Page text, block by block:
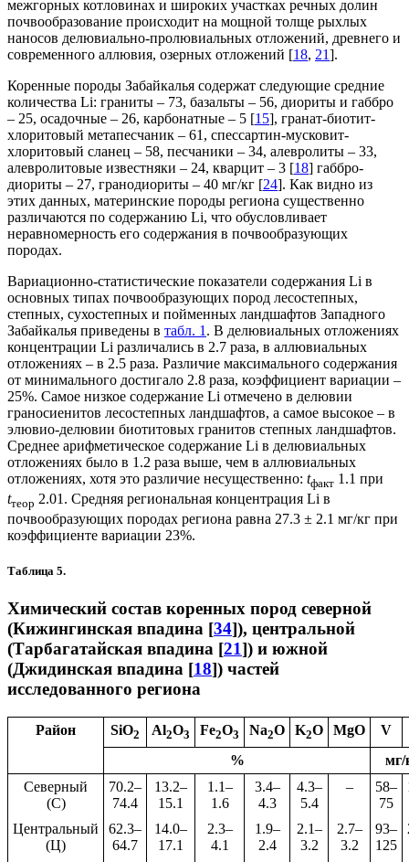
межгорных котловинах и широких участках речных долин
почвообразование происходит на мощной толще рыхлых
наносов делювиально-пролювиальных отложений, древнего и
современного аллювия, озерных отложений [18, 21].
Коренные породы Забайкалья содержат следующие средние
количества Li: граниты – 73, базальты – 56, диориты и габбро
– 25, осадочные – 26, карбонатные – 5 [15], гранат-биотит-
хлоритовый метапесчаник – 61, спессартин-мусковит-
хлоритовый сланец – 58, песчаники – 34, алевролиты – 33,
алевролитовые известняки – 24, кварцит – 3 [18] габбро-
диориты – 27, гранодиориты – 40 мг/кг [24]. Как видно из
этих данных, материнские породы региона существенно
различаются по содержанию Li, что обусловливает
неравномерность его содержания в почвообразующих
породах.
Вариационно-статистические показатели содержания Li в
основных типах почвообразующих пород лесостепных,
степных, сухостепных и пойменных ландшафтов Западного
Забайкалья приведены в табл. 1 . В делювиальных отложениях
концентрации Li различались в 2.7 раза, в аллювиальных
отложениях – в 2.5 раза. Различие максимального содержания
от минимального достигало 2.8 раза, коэффициент вариации –
25%. Самое низкое содержание Li отмечено в делювии
граносиенитов лесостепных ландшафтов, а самое высокое – в
элювио-делювии биотитовых гранитов степных ландшафтов.
Среднее арифметическое содержание Li в делювиальных
отложениях было в 1.2 раза выше, чем в аллювиальных
отложениях, хотя это различие несущественно: tфакт 1.1 при
tтеор 2.01. Средняя региональная концентрация Li в
почвообразующих породах региона равна 27.3 ± 2.1 мг/кг при
коэффициенте вариации 23%.
Таблица 5.
Химический состав коренных пород северной
(Кижингинская впадина [34]), центральной
(Тарбагатайская впадина [21]) и южной
(Джидинская впадина [18]) частей
исследованного региона
Район SiO2 Al2O3 Fe2O3 Na2O K2O MgO
V
%
мг/
Северный
(С)
70.2–
74.4
13.2–
15.1
1.1–
1.6
3.4–
4.3
4.3–
5.4
–
58–
75
Центральный
(Ц)
62.3–
64.7
14.0–
17.1
2.3–
4.1
1.9–
2.4
2.1–
3.2
2.7–
3.2
93–
125